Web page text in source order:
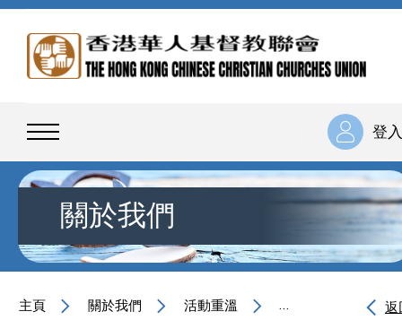
登入
關於我們
主頁 關於我們 活動重溫 講壇事奉（14期）返